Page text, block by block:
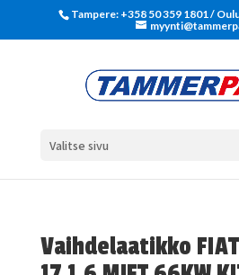
Tampere: +358 50 359 1801‬ /
Valitse sivu
Vaihdelaatikko